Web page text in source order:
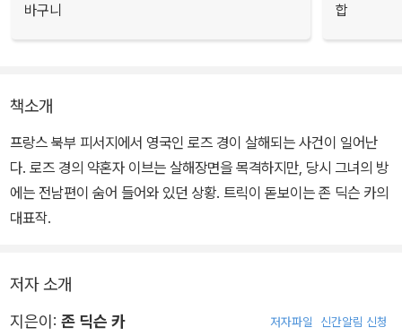
바구니
합
책소개
프랑스 북부 피서지에서 영국인 로즈 경이 살해되는 사건이 일어난
다. 로즈 경의 약혼자 이브는 살해장면을 목격하지만, 당시 그녀의 방
에는 전남편이 숨어 들어와 있던 상황. 트릭이 돋보이는 존 딕슨 카의
대표작.
저자 소개
지은이: 존 딕슨 카 저자파일 신간알림 신청